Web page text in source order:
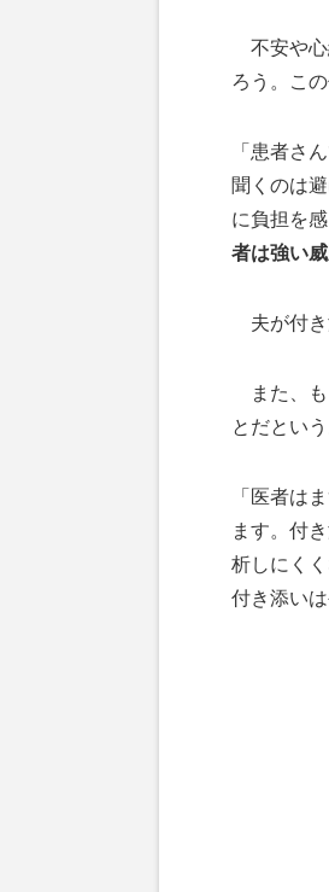
不安や心
ろう。こ
「患者さ
聞くのは
に負担を
者は強い
夫が付き
また、も
とだという
「医者は
ます。付
析しにく
付き添い